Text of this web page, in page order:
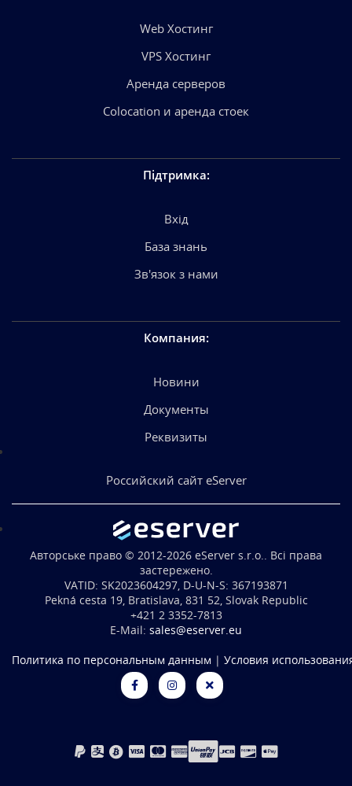
Web Хостинг
VPS Хостинг
Аренда серверов
Colocation и аренда стоек
Підтримка:
Вхід
База знань
Зв'язок з нами
Компания:
Новини
Документы
Реквизиты
Российский сайт eServer
Авторське право © 2012-2026 eServer s.r.o.. Всі права
застережено.
VATID: SK2023604297, D-U-N-S: 367193871
Pekná cesta 19, Bratislava, 831 52, Slovak Republic
+421 2 3352-7813
E-Mail: sales@eserver.eu
Политика по персональным данным | Условия